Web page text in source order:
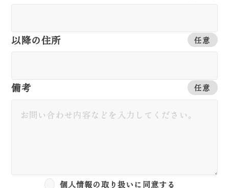
任意
以降の住所
任意
備考
個人情報の取り扱いに同意する